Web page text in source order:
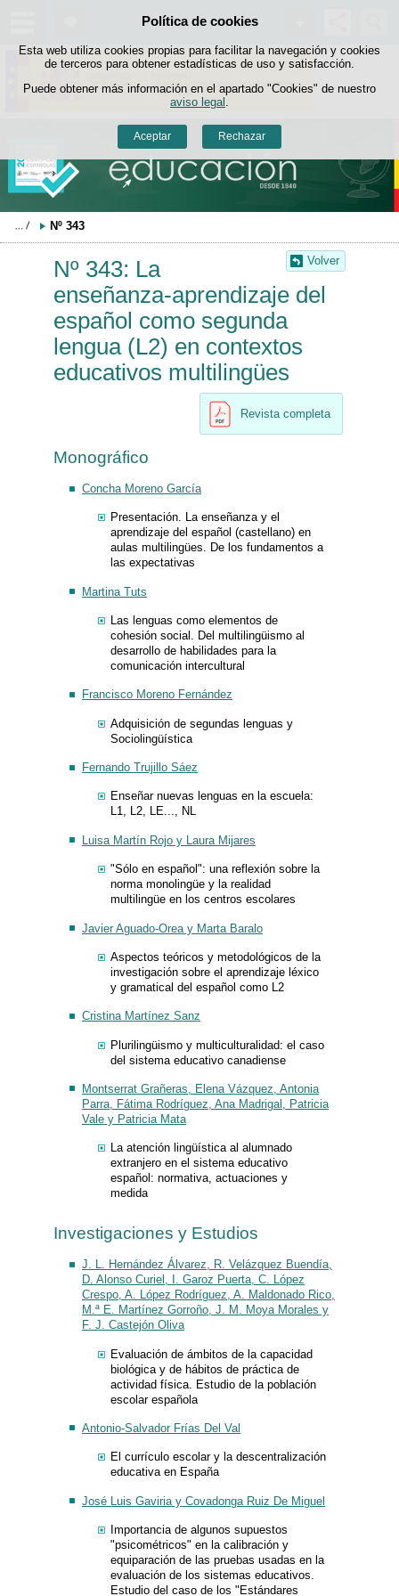
Política de cookies
Esta web utiliza cookies propias para facilitar la navegación y cookies
de terceros para obtener estadísticas de uso y satisfacción.
Puede obtener más información en el apartado "Cookies" de nuestro
aviso legal
Aceptar Rechazar
Saltar al contenido
Nº 343
Volver
Nº 343: La
enseñanza-aprendizaje del
español como segunda
lengua (L2) en contextos
educativos multilingües
Revista completa
Monográfico
Concha Moreno García
Presentación. La enseñanza y el
aprendizaje del español (castellano) en
aulas multilingües. De los fundamentos a
las expectativas
Martina Tuts
Las lenguas como elementos de
cohesión social. Del multilingüismo al
desarrollo de habilidades para la
comunicación intercultural
Francisco Moreno Fernández
Adquisición de segundas lenguas y
Sociolingüística
Fernando Trujillo Sáez
Enseñar nuevas lenguas en la escuela:
L1, L2, LE..., NL
Luisa Martín Rojo y Laura Mijares
"Sólo en español": una reflexión sobre la
norma monolingüe y la realidad
multilingüe en los centros escolares
Javier Aguado-Orea y Marta Baralo
Aspectos teóricos y metodológicos de la
investigación sobre el aprendizaje léxico
y gramatical del español como L2
Cristina Martínez Sanz
Plurilingüismo y multiculturalidad: el caso
del sistema educativo canadiense
Montserrat Grañeras, Elena Vázquez, Antonia
Parra, Fátima Rodríguez, Ana Madrigal, Patricia
Vale y Patricia Mata
La atención lingüística al alumnado
extranjero en el sistema educativo
español: normativa, actuaciones y
medida
Investigaciones y Estudios
J. L. Hernández Álvarez, R. Velázquez Buendía,
D. Alonso Curiel, I. Garoz Puerta, C. López
Crespo, A. López Rodríguez, A. Maldonado Rico,
M.ª E. Martínez Gorroño, J. M. Moya Morales y
F. J. Castejón Oliva
Evaluación de ámbitos de la capacidad
biológica y de hábitos de práctica de
actividad física. Estudio de la población
escolar española
Antonio-Salvador Frías Del Val
El currículo escolar y la descentralización
educativa en España
José Luis Gaviria y Covadonga Ruiz De Miguel
Importancia de algunos supuestos
"psicométricos" en la calibración y
equiparación de las pruebas usadas en la
evaluación de los sistemas educativos.
Estudio del caso de los "Estándares